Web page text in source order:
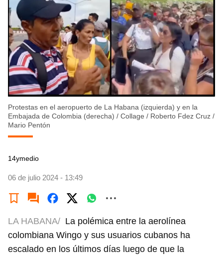
Protestas en el aeropuerto de La Habana (izquierda) y en la
Embajada de Colombia (derecha) / Collage / Roberto Fdez Cruz /
Mario Pentón
14ymedio
06 de julio 2024 - 13:49
LA HABANA/ La polémica entre la aerolínea
colombiana Wingo y sus usuarios cubanos ha
escalado en los últimos días luego de que la